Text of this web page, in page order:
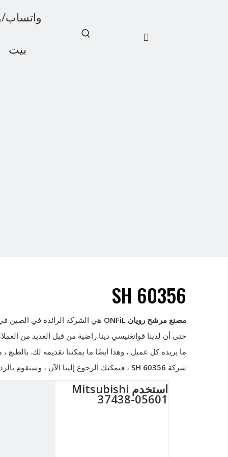
واتساب/ويشات:
بيت
SH 60356
مصنع مرشح رويان ONFiL هي الشركة الرائدة في الصين
حتى أن لدينا قوانغنيسي دينا راضية من قبل العديد من
ما يريده كل عميل ، وهذا أيضًا ما يمكننا تقديمه لك. بالطبع
شركة SH 60356 ، فيمكنك الرجوع إلينا الآن ، وسنقوم
استخدم Mitsubishi
37438-05601